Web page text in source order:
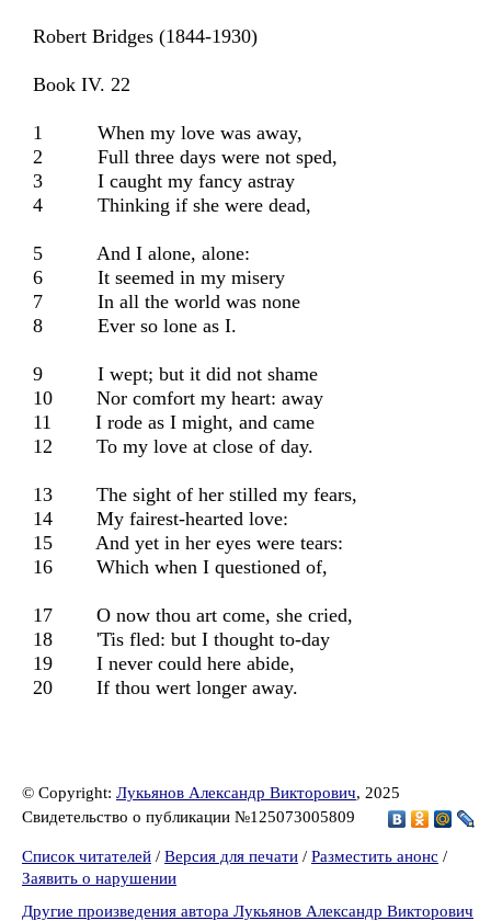
Robert Bridges (1844-1930)
Book IV. 22
1 When my love was away,
2 Full three days were not sped,
3 I caught my fancy astray
4 Thinking if she were dead,
5 And I alone, alone:
6 It seemed in my misery
7 In all the world was none
8 Ever so lone as I.
9 I wept; but it did not shame
10 Nor comfort my heart: away
11 I rode as I might, and came
12 To my love at close of day.
13 The sight of her stilled my fears,
14 My fairest-hearted love:
15 And yet in her eyes were tears:
16 Which when I questioned of,
17 O now thou art come, she cried,
18 'Tis fled: but I thought to-day
19 I never could here abide,
20 If thou wert longer away.
© Copyright: Лукьянов Александр Викторович, 2025
Свидетельство о публикации №125073005809
Список читателей / Версия для печати / Разместить анонс /
Заявить о нарушении
Другие произведения автора Лукьянов Александр Викторович